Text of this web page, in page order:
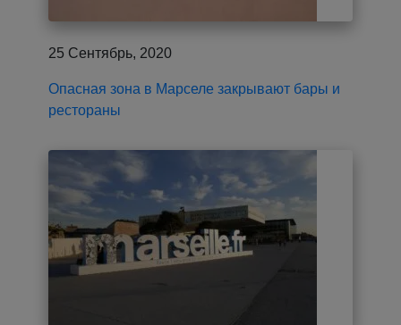
25 Сентябрь, 2020
Опасная зона в Марселе закрывают бары и
рестораны